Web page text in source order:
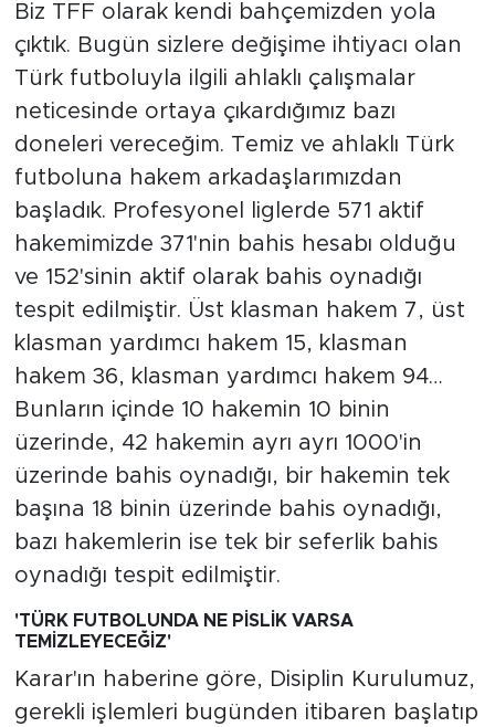
Biz TFF olarak kendi bahçemizden yola
çıktık. Bugün sizlere değişime ihtiyacı olan
Türk futboluyla ilgili ahlaklı çalışmalar
neticesinde ortaya çıkardığımız bazı
doneleri vereceğim. Temiz ve ahlaklı Türk
futboluna hakem arkadaşlarımızdan
başladık. Profesyonel liglerde 571 aktif
hakemimizde 371'nin bahis hesabı olduğu
ve 152'sinin aktif olarak bahis oynadığı
tespit edilmiştir. Üst klasman hakem 7, üst
klasman yardımcı hakem 15, klasman
hakem 36, klasman yardımcı hakem 94…
Bunların içinde 10 hakemin 10 binin
üzerinde, 42 hakemin ayrı ayrı 1000'in
üzerinde bahis oynadığı, bir hakemin tek
başına 18 binin üzerinde bahis oynadığı,
bazı hakemlerin ise tek bir seferlik bahis
oynadığı tespit edilmiştir.
'TÜRK FUTBOLUNDA NE PİSLİK VARSA
TEMİZLEYECEĞİZ'
Karar'ın haberine göre, Disiplin Kurulumuz,
gerekli işlemleri bugünden itibaren başlatıp